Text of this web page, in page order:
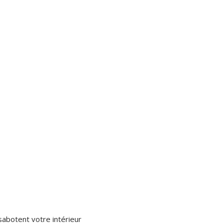
votre intérieur